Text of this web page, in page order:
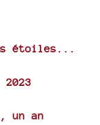
étoiles...
un an